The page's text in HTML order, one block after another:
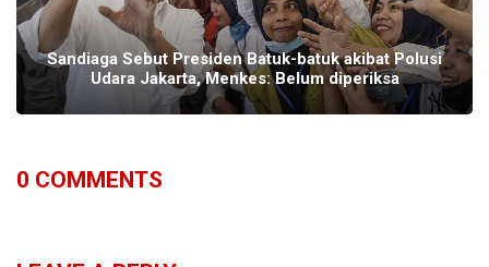
Sandiaga Sebut Presiden Batuk-batuk akibat Polusi
Udara Jakarta, Menkes: Belum diperiksa
0 COMMENTS